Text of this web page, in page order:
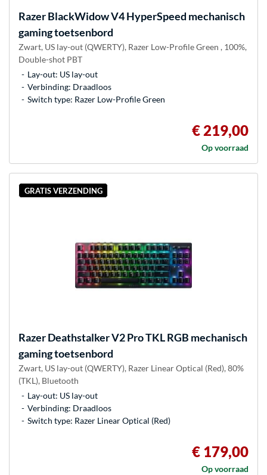
RazerBlackWidow V4 HyperSpeed mechanisch
gaming toetsenbord
Zwart, US lay-out (QWERTY), Razer Low-Profile Green , 100%,
Double-shot PBT
Lay-out: US lay-out
Verbinding: Draadloos
Switch type: Razer Low-Profile Green
€ 219,00
Op voorraad
GRATIS VERZENDING
RazerDeathstalker V2 Pro TKL RGB mechanisch
gaming toetsenbord
Zwart, US lay-out (QWERTY), Razer Linear Optical (Red), 80%
(TKL), Bluetooth
Lay-out: US lay-out
Verbinding: Draadloos
Switch type: Razer Linear Optical (Red)
€ 179,00
Op voorraad